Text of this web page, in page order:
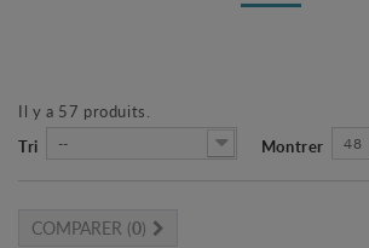
Il y a 57 produits.
Tri
-- Montrer 48
COMPARER (0)